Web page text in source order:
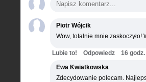
Piotr Wójcik
Wow, totalnie mnie zaskoczyło!
Lubie to! Odpowiedz
16 godz.
Ewa Kwiatkowska
Zdecydowanie polecam.